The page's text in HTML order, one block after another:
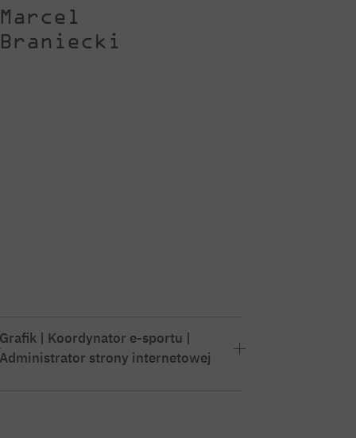
Marcel
Braniecki
Grafik | Koordynator e-sportu |
Administrator strony internetowej